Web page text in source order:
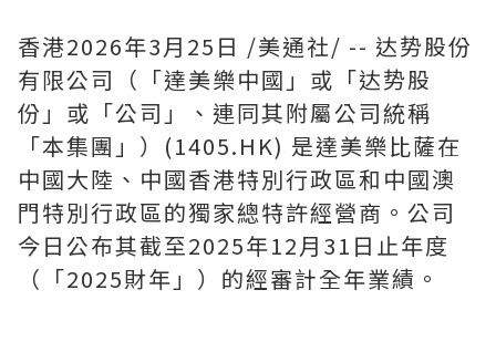
香港2026年3月25日 /美通社/ -- 达势股份
有限公司（「達美樂中國」或「达势股
份 」或「公司」、連同其附屬公司統稱
「本集團」）(1405.HK) 是達美樂比薩在
中國大陸、中國香港特別行政區和中國澳
門特別行政區的獨家總特許經營商。公司
今日公布其截至2025年12月31日止年度
（「2025財年」）的經審計全年業績。